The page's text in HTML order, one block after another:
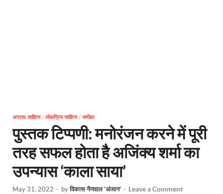
अपराध साहित्य/ लोकप्रिय साहित्य/ समीक्षा
पुस्तक टिप्पणी: मनोरंजन करने में पूरी
तरह सफल होता है अजिंक्य शर्मा का
उपन्यास ‘काला साया’
May 31, 2022 - byविकास नैनवाल 'अंजान' - Leave a Comment